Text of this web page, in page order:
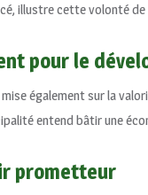
illustre cette volonté de
pour le
également sur la
entend bâtir une
prometteur